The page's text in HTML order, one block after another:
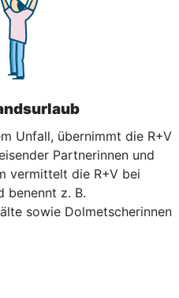
Unfall, übernimmt die R+V
Partnerinnen und
vermittelt die R+V bei
benennt z. B.
sowie Dolmetscherinnen